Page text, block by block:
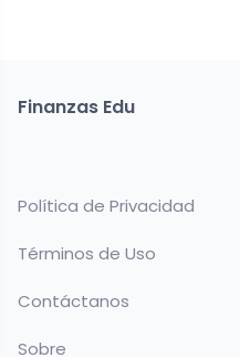
Finanzas Edu
Política de Privacidad
Términos de Uso
Contáctanos
Sobre